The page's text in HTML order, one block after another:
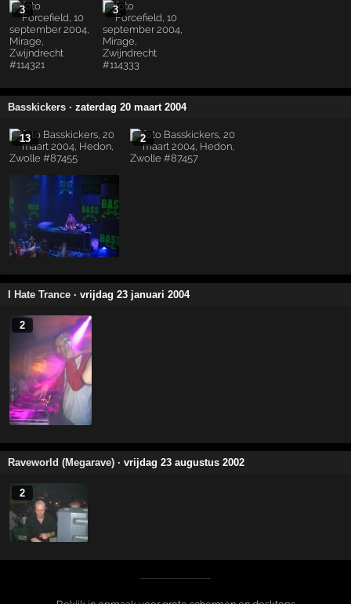
3 3
Basskickers · zaterdag 20 maart 2004
13 2
I Hate Trance · vrijdag 23 januari 2004
2
Raveworld (Megarave) · vrijdag 23 augustus 2002
2